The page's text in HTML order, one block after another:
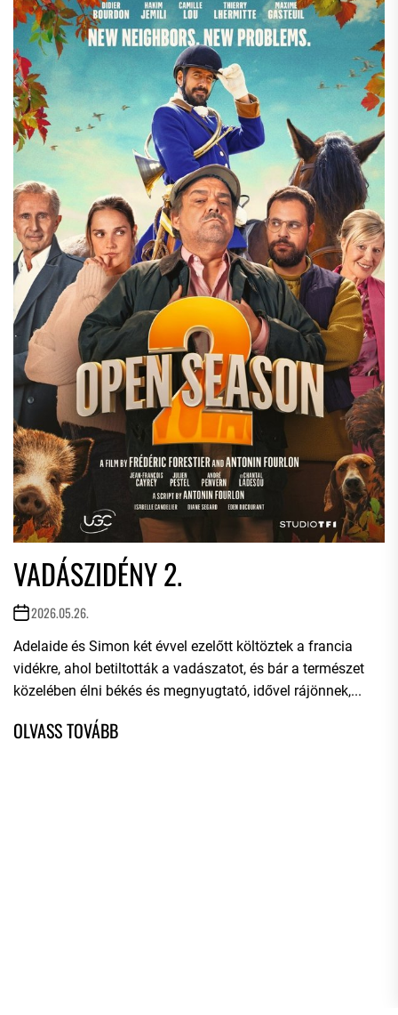
VADÁSZIDÉNY 2.
2026.05.26.
Adelaide és Simon két évvel ezelőtt költöztek a francia
vidékre, ahol betiltották a vadászatot, és bár a természet
közelében élni békés és megnyugtató, idővel rájönnek,...